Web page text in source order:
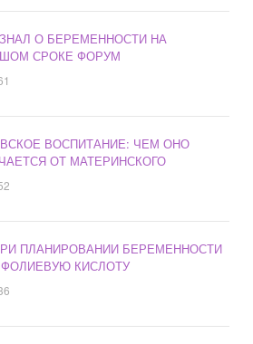
О БЕРЕМЕННОСТИ НА
СРОКЕ ФОРУМ
ВОСПИТАНИЕ: ЧЕМ ОНО
ОТ МАТЕРИНСКОГО
ПЛАНИРОВАНИИ БЕРЕМЕННОСТИ
КИСЛОТУ